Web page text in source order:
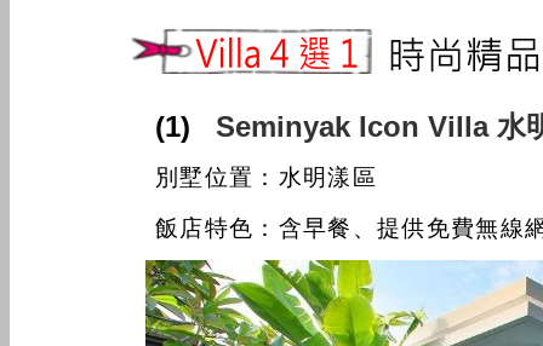
(1) Seminyak Icon Villa 水
別墅位置：水明漾區
飯店特色：含早餐、提供免費無線